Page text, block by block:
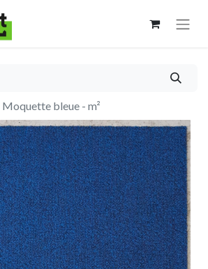
Moquette bleue - m²